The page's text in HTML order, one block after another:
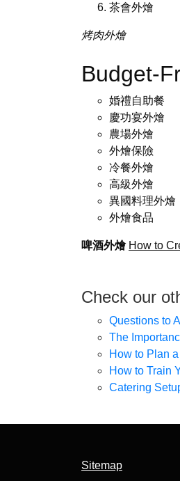
茶會外燴
烤肉外燴
Budget-
婚禮自助餐
慶功宴外燴
農場外燴
外燴保險
冷餐外燴
高級外燴
異國料理外燴
外燴食品
啤酒外燴 How to
Check our
Questions to
The
How to Plan
How to Train
Catering
Sitemap